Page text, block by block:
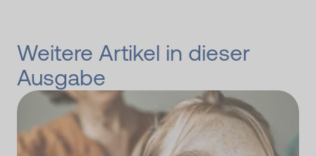
Weitere Artikel in dieser
Ausgabe